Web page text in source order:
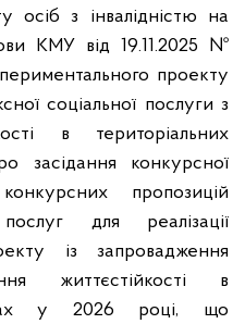
осіб з інвалідністю на
КМУ від 19.11.2025 №
проекту
соціальної послуги з
в територіальних
засідання
конкурсної
пропозицій
для реалізації
із запровадження
життєстійкості в
у 2026 році, що